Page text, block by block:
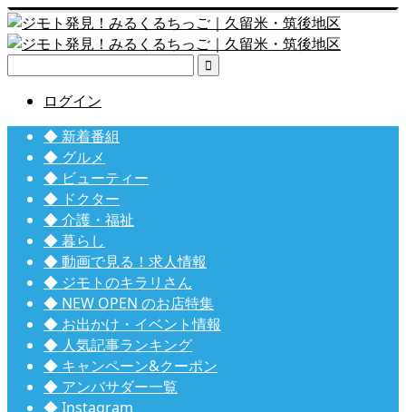

ログイン
◆ 新着番組
◆ グルメ
◆ ビューティー
◆ ドクター
◆ 介護・福祉
◆ 暮らし
◆ 動画で見る！求人情報
◆ ジモトのキラリさん
◆ NEW OPEN のお店特集
◆ お出かけ・イベント情報
◆ 人気記事ランキング
◆ キャンペーン&クーポン
◆ アンバサダー一覧
◆ Instagram